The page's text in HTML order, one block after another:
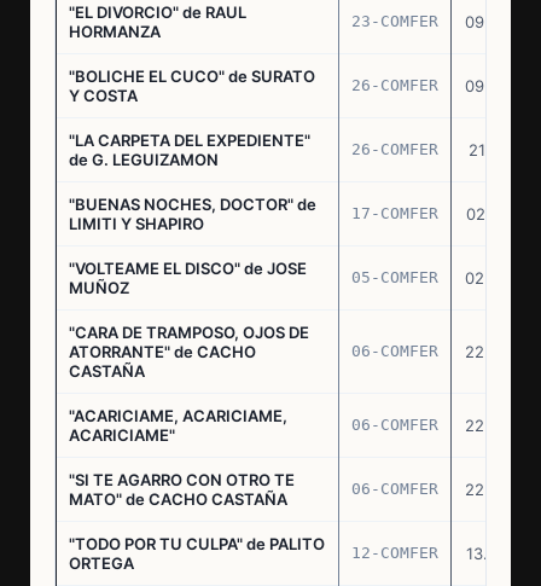
"EL DIVORCIO" de RAUL
HORMANZA
23-COMFER 09.09.75
"BOLICHE EL CUCO" de SURATO
Y COSTA
26-COMFER 09.09.75
"LA CARPETA DEL EXPEDIENTE"
de G. LEGUIZAMON
26-COMFER 21.10.75
"BUENAS NOCHES, DOCTOR" de
LIMITI Y SHAPIRO
17-COMFER 02.01.76
"VOLTEAME EL DISCO" de JOSE
MUÑOZ
05-COMFER 02.02.76
"CARA DE TRAMPOSO, OJOS DE
ATORRANTE" de CACHO
CASTAÑA
06-COMFER 22.04.76
"ACARICIAME, ACARICIAME,
ACARICIAME"
06-COMFER 22.04.76
"SI TE AGARRO CON OTRO TE
MATO" de CACHO CASTAÑA
06-COMFER 22.04.76
"TODO POR TU CULPA" de PALITO
ORTEGA
12-COMFER 13.05.76